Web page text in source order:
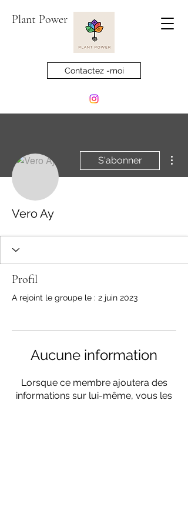
Plant Power
Contactez -moi
S'abonner
Vero Ay
Profil
A rejoint le groupe le : 2 juin 2023
Aucune information
Lorsque ce membre ajoutera des
informations sur lui-même, vous les